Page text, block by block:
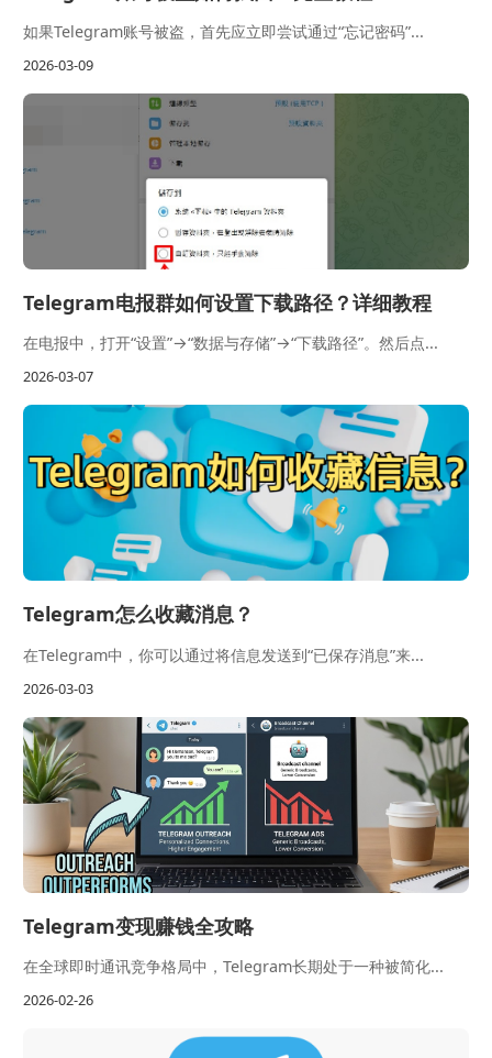
如果Telegram账号被盗，首先应立即尝试通过“忘记密码”...
2026-03-09
Telegram电报群如何设置下载路径？详细教程
在电报中，打开“设置”→“数据与存储”→“下载路径”。然后点...
2026-03-07
Telegram怎么收藏消息？
在Telegram中，你可以通过将信息发送到“已保存消息”来...
2026-03-03
Telegram变现赚钱全攻略
在全球即时通讯竞争格局中，Telegram长期处于一种被简化...
2026-02-26